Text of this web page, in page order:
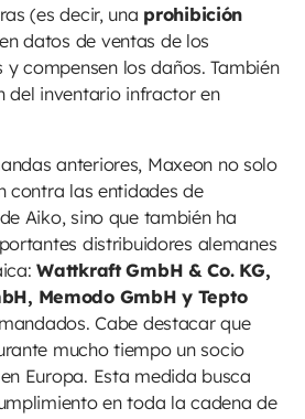
(es decir, una prohibición
datos de ventas de los
compensen los daños. También
del inventario infractor en
anteriores, Maxeon no solo
contra las entidades de
Aiko, sino que también ha
distribuidores alemanes
Wattkraft GmbH & Co. KG,
Memodo GmbH y Tepto
Cabe destacar que
mucho tiempo un socio
Europa. Esta medida busca
en toda la cadena de